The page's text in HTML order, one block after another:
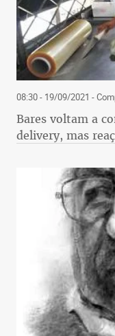
08:30 - 19/09/2021 -
Bares voltam a
delivery, mas